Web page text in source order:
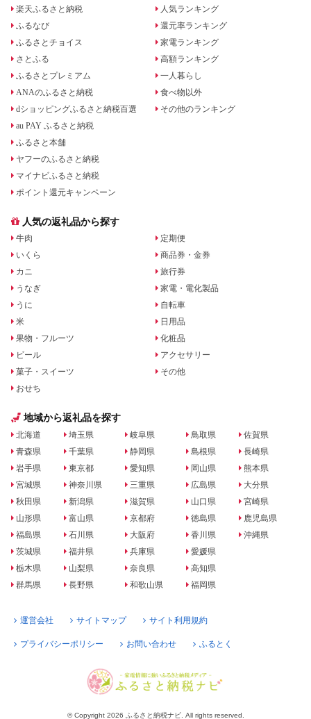
楽天ふるさと納税
ふるなび
ふるさとチョイス
さとふる
ふるさとプレミアム
ANAのふるさと納税
dショッピングふるさと納税百選
au PAY ふるさと納税
ふるさと本舗
ヤフーのふるさと納税
マイナビふるさと納税
ポイント還元キャンペーン
人気ランキング
還元率ランキング
家電ランキング
高額ランキング
一人暮らし
食べ物以外
その他のランキング
人気の返礼品から探す
牛肉
いくら
カニ
うなぎ
うに
米
果物・フルーツ
ビール
菓子・スイーツ
おせち
定期便
商品券・金券
旅行券
家電・電化製品
自転車
日用品
化粧品
アクセサリー
その他
地域から返礼品を探す
北海道
青森県
岩手県
宮城県
秋田県
山形県
福島県
茨城県
栃木県
群馬県
埼玉県
千葉県
東京都
神奈川県
新潟県
富山県
石川県
福井県
山梨県
長野県
岐阜県
静岡県
愛知県
三重県
滋賀県
京都府
大阪府
兵庫県
奈良県
和歌山県
鳥取県
島根県
岡山県
広島県
山口県
徳島県
香川県
愛媛県
高知県
福岡県
佐賀県
長崎県
熊本県
大分県
宮崎県
鹿児島県
沖縄県
運営会社 サイトマップ サイト利用規約
プライバシーポリシー お問い合わせ ふるとく
© Copyright 2026 ふるさと納税ナビ. All rights reserved.